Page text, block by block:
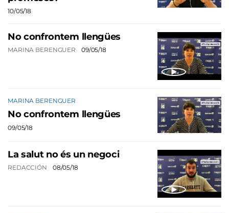
10/05/18
No confrontem llengües
MARINA BERENGUER 09/05/18
MARINA BERENGUER
No confrontem llengües
09/05/18
La salut no és un negoci
REDACCIÓN 08/05/18